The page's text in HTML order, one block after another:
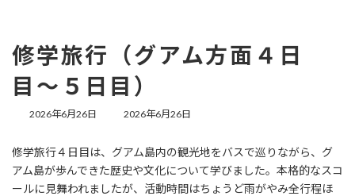
修学旅行（グアム方面４日
目〜５日目）
2026年6月26日
最
新
日
時
2026年6月26日
修学旅行４日目は、グアム島内の観光地をバスで巡りながら、グ
アム島が歩んできた歴史や文化について学びました。本格的なスコ
ールに見舞われましたが、活動時間はちょうど雨がやみ全行程ほ